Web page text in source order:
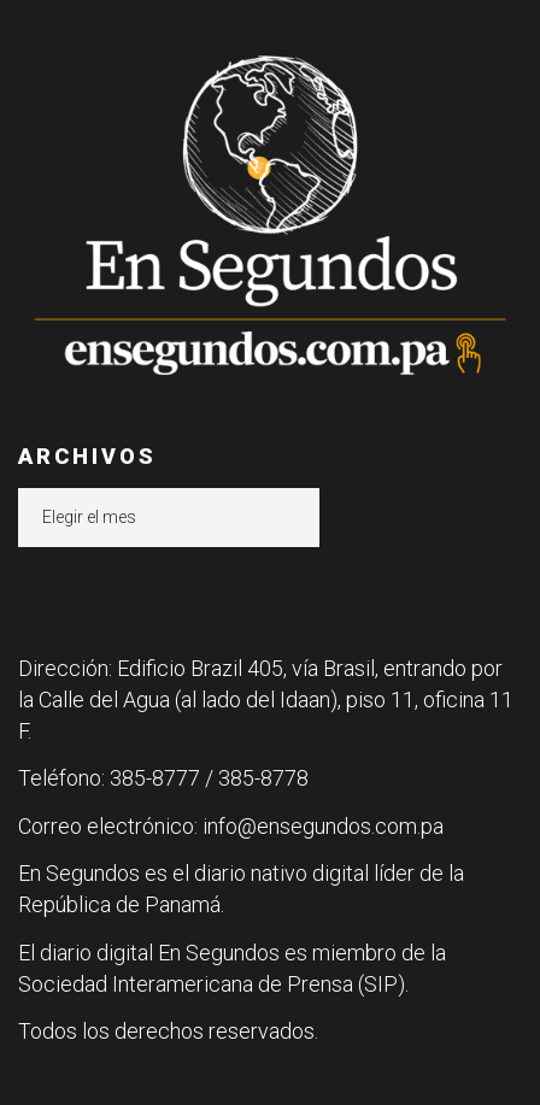
ARCHIVOS
Dirección: Edificio Brazil 405, vía Brasil, entrando por
la Calle del Agua (al lado del Idaan), piso 11, oficina 11
F.
Teléfono: 385-8777 / 385-8778
Correo electrónico: info@ensegundos.com.pa
En Segundos es el diario nativo digital líder de la
República de Panamá.
El diario digital En Segundos es miembro de la
Sociedad Interamericana de Prensa (SIP).
Todos los derechos reservados.